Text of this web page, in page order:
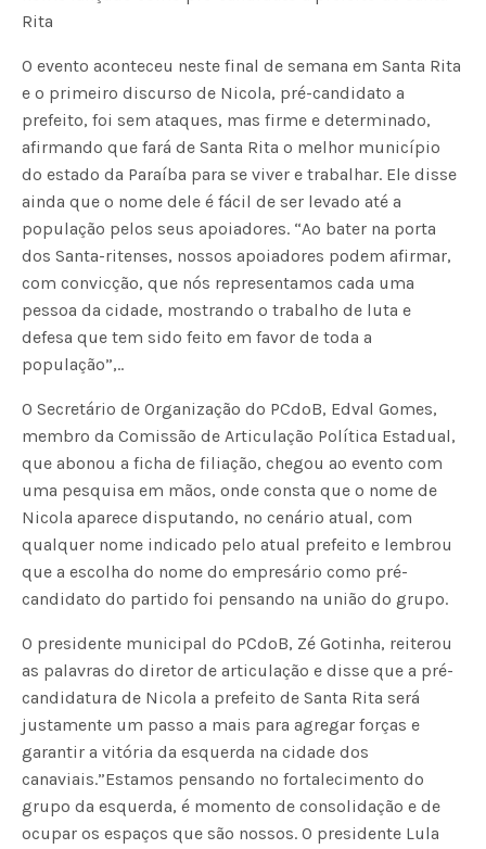
Rita
O evento aconteceu neste final de semana em Santa Rita
e o primeiro discurso de Nicola, pré-candidato a
prefeito, foi sem ataques, mas firme e determinado,
afirmando que fará de Santa Rita o melhor município
do estado da Paraíba para se viver e trabalhar. Ele disse
ainda que o nome dele é fácil de ser levado até a
população pelos seus apoiadores. “Ao bater na porta
dos Santa-ritenses, nossos apoiadores podem afirmar,
com convicção, que nós representamos cada uma
pessoa da cidade, mostrando o trabalho de luta e
defesa que tem sido feito em favor de toda a
população”,..
O Secretário de Organização do PCdoB, Edval Gomes,
membro da Comissão de Articulação Política Estadual,
que abonou a ficha de filiação, chegou ao evento com
uma pesquisa em mãos, onde consta que o nome de
Nicola aparece disputando, no cenário atual, com
qualquer nome indicado pelo atual prefeito e lembrou
que a escolha do nome do empresário como pré-
candidato do partido foi pensando na união do grupo.
O presidente municipal do PCdoB, Zé Gotinha, reiterou
as palavras do diretor de articulação e disse que a pré-
candidatura de Nicola a prefeito de Santa Rita será
justamente um passo a mais para agregar forças e
garantir a vitória da esquerda na cidade dos
canaviais.”Estamos pensando no fortalecimento do
grupo da esquerda, é momento de consolidação e de
ocupar os espaços que são nossos. O presidente Lula